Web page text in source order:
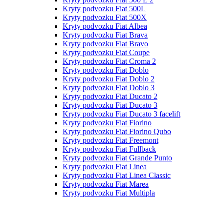
Kryty podvozku Fiat 500L
Kryty podvozku Fiat 500X
Kryty podvozku Fiat Albea
Kryty podvozku Fiat Brava
Kryty podvozku Fiat Bravo
Kryty podvozku Fiat Coupe
Kryty podvozku Fiat Croma 2
Kryty podvozku Fiat Doblo
Kryty podvozku Fiat Doblo 2
Kryty podvozku Fiat Doblo 3
Kryty podvozku Fiat Ducato 2
Kryty podvozku Fiat Ducato 3
Kryty podvozku Fiat Ducato 3 facelift
Kryty podvozku Fiat Fiorino
Kryty podvozku Fiat Fiorino Qubo
Kryty podvozku Fiat Freemont
Kryty podvozku Fiat Fullback
Kryty podvozku Fiat Grande Punto
Kryty podvozku Fiat Linea
Kryty podvozku Fiat Linea Classic
Kryty podvozku Fiat Marea
Kryty podvozku Fiat Multipla